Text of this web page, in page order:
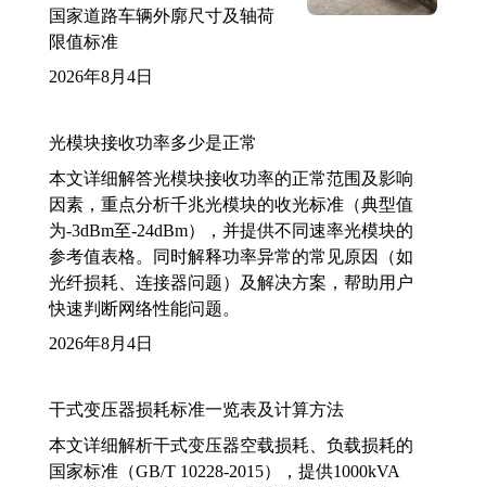
国家道路车辆外廓尺寸及轴荷
限值标准
2026年8月4日
光模块接收功率多少是正常
本文详细解答光模块接收功率的正常范围及影响
因素，重点分析千兆光模块的收光标准（典型值
为-3dBm至-24dBm），并提供不同速率光模块的
参考值表格。同时解释功率异常的常见原因（如
光纤损耗、连接器问题）及解决方案，帮助用户
快速判断网络性能问题。
2026年8月4日
干式变压器损耗标准一览表及计算方法
本文详细解析干式变压器空载损耗、负载损耗的
国家标准（GB/T 10228-2015），提供1000kVA